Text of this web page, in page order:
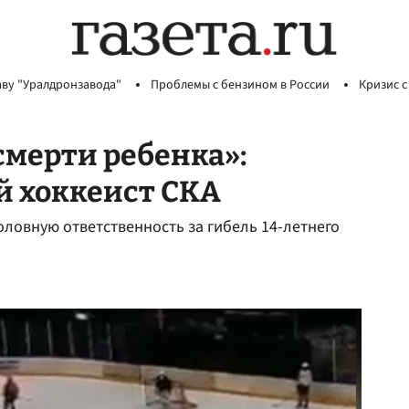
"Уралдронзавода" Проблемы с бензином в России Кризис
ребенка»:
хоккеист СКА
ответственность за гибель 14-летнего